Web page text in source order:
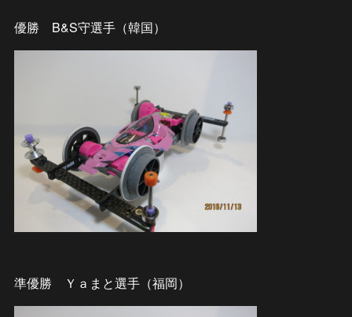
優勝 B&S守選手（韓国）
準優勝 Ｙａまと選手（福岡）